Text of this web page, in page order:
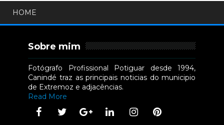
HOME
Sobre mim
Fotógrafo Profissional Potiguar desde 1994,
Canindé traz as principais noticias do municipio
de Extremoz e adjacências.
Read More